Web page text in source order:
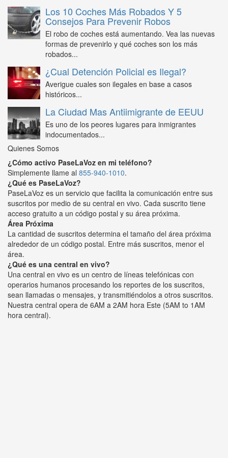
Los 10 Coches Más Robados Y 5
Consejos Para Prevenir Robos
El robo de coches está aumentando. Vea las nuevas
formas de prevenirlo y qué coches son los más
robados...
¿Cual Detención Policial es Ilegal?
Averigue cuales son ilegales en base a casos
históricos...
La Ciudad Mas Antiimigrante de EEUU
Es uno de los peores lugares para inmigrantes
indocumentados...
Quienes Somos
¿Cómo activo PaseLaVoz en mi teléfono?
Simplemente llame al 855-940-1010.
¿Qué es PaseLaVoz?
PaseLaVoz es un servicio que facilita la comunicación entre sus
suscritos por medio de su central en vivo. Cada suscrito tiene
acceso gratuito a un código postal y su área próxima.
Área Próxima
La cantidad de suscritos determina el tamaño del área próxima
alrededor de un código postal. Entre más suscritos, menor el
área.
¿Qué es una central en vivo?
Una central en vivo es un centro de líneas telefónicas con
operarios humanos procesando los reportes de los suscritos,
sean llamadas o mensajes, y transmitiéndolos a otros suscritos.
Nuestra central opera de 6AM a 2AM hora Este (5AM to 1AM
hora central).